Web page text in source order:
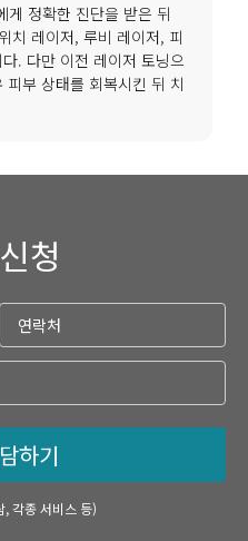
게 정확한 진단을 받은 뒤
치 레이저, 루비 레이저, 피
. 다만 이전 레이저 토닝으
부 상태를 회복시킨 뒤 치
청
하기
각종 서비스 등)